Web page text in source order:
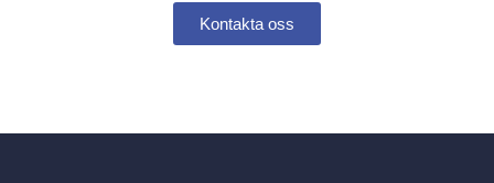
Kontakta oss